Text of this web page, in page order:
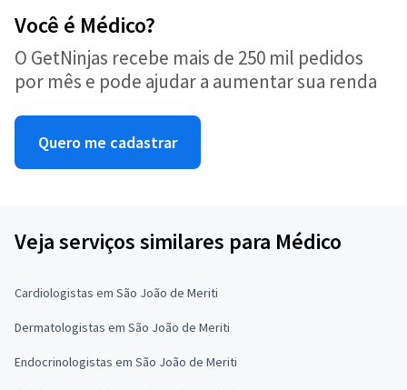
Você é Médico?
O GetNinjas recebe mais de 250 mil pedidos
por mês e pode ajudar a aumentar sua renda
Quero me cadastrar
Veja serviços similares para Médico
Cardiologistas em São João de Meriti
Dermatologistas em São João de Meriti
Endocrinologistas em São João de Meriti